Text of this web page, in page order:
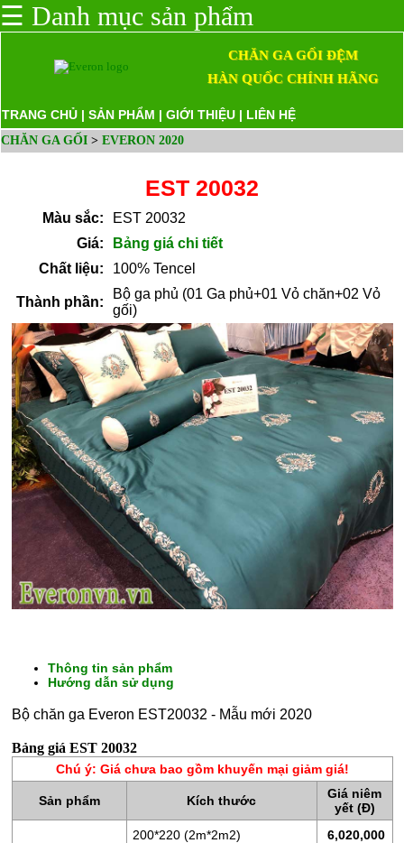
CHĂN
GA
GỐI
ĐỆM
☰ Danh mục sản phẩm
CHĂN GA GỐI ĐỆM
HÀN QUỐC CHÍNH HÃNG
TRANG CHỦ | SẢN PHẨM | GIỚI THIỆU | LIÊN HỆ
CHĂN GA GỐI > EVERON 2020
EST 20032
Màu sắc:
EST 20032
Giá:
Bảng giá chi tiết
Chất liệu:
100% Tencel
Thành phần:
Bộ ga phủ (01 Ga phủ+01 Vỏ chăn+02 Vỏ
gối)
Thông tin sản phẩm
Hướng dẫn sử dụng
Bộ chăn ga Everon EST20032 - Mẫu mới 2020
Bảng giá EST 20032
Chú ý: Giá chưa bao gồm khuyến mại giảm giá!
Sản phẩm Kích thước
Giá niêm
yết (Đ)
200*220 (2m*2m2) 6,020,000